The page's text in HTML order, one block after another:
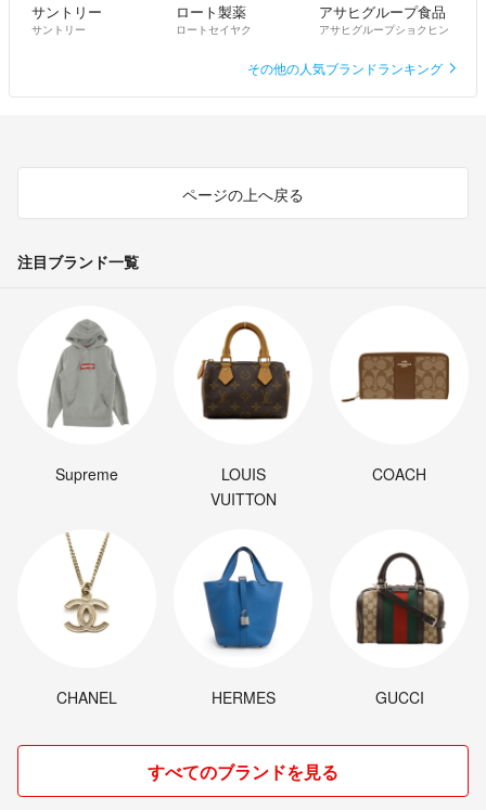
サントリー
サントリー
ロート製薬
ロートセイヤク
アサヒグループ食品
アサヒグループショクヒン
その他の人気ブランドランキング
ページの上へ戻る
注目ブランド一覧
Supreme
LOUIS
VUITTON
COACH
CHANEL HERMES GUCCI
すべてのブランドを見る